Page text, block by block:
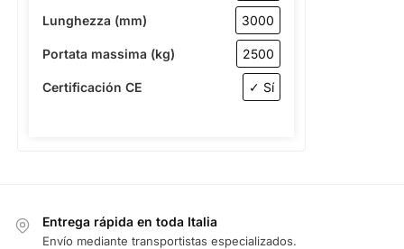
Lunghezza (mm) 3000
Portata massima (kg) 2500
Certificación CE ✓ Sí
Entrega rápida en toda Italia
Envío mediante transportistas especializados.